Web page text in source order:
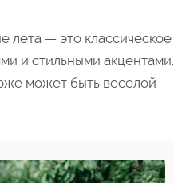
лета — это классическое
и стильными акцентами.
может быть веселой